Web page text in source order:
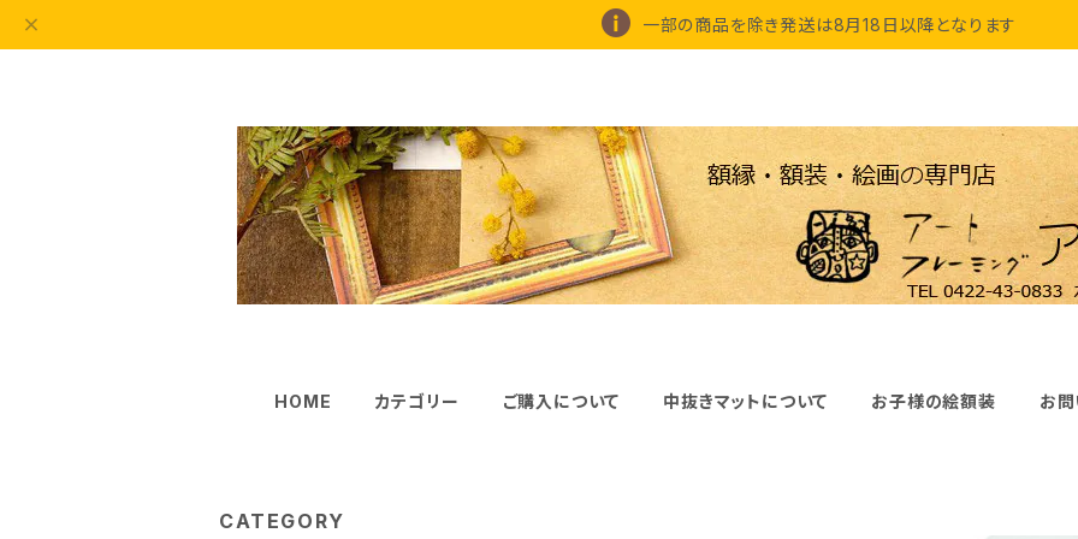
一部の商品を除き発送は8月18日以降となります
HOME カテゴリー ご購入について 中抜きマットについて お子様の絵額装 お
CATEGORY